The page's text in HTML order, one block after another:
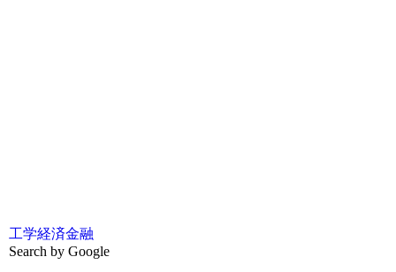
工学経済金融
Search by Google